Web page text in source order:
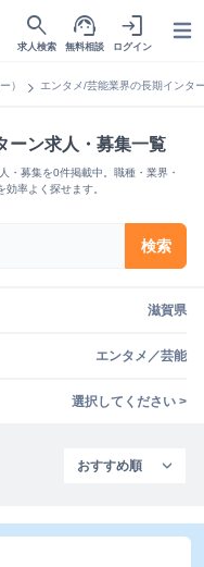
search
求人検索
support_agent
無料相談
login
ログイン
） chevron_right エンタメ/芸能業界の長期インタ
ーン求人・募集一覧
・募集を0件掲載中。職種・業界・
率よく探せます。
検索
滋賀県
エンタメ／芸能
選択してください >